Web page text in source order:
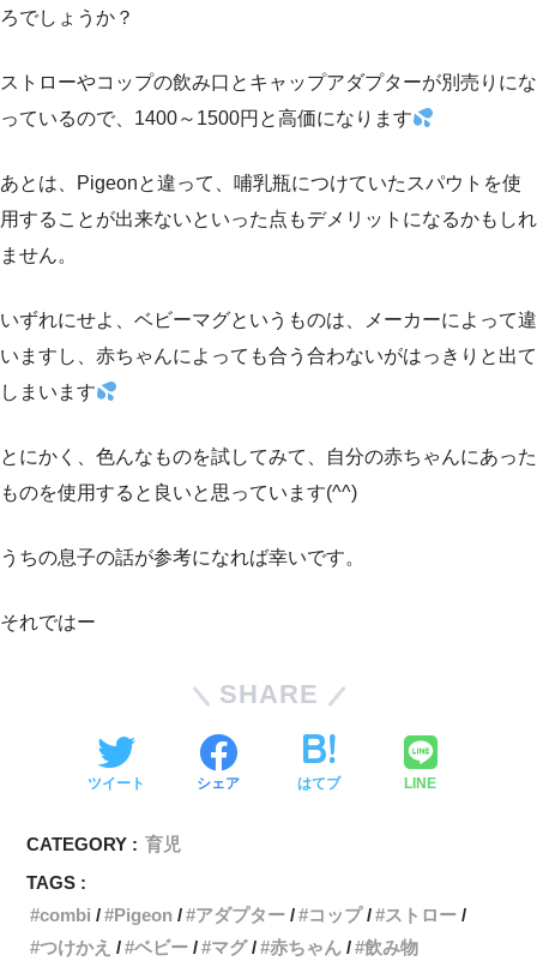
ろでしょうか？
ストローやコップの飲み口とキャップアダプターが別売りにな
っているので、1400～1500円と高価になります
あとは、Pigeonと違って、哺乳瓶につけていたスパウトを使
用することが出来ないといった点もデメリットになるかもしれ
ません。
いずれにせよ、ベビーマグというものは、メーカーによって違
いますし、赤ちゃんによっても合う合わないがはっきりと出て
しまいます
とにかく、色んなものを試してみて、自分の赤ちゃんにあった
ものを使用すると良いと思っています(^^)
うちの息子の話が参考になれば幸いです。
それではー
SHARE
ツイート シェア はてブ LINE
CATEGORY : 育児
TAGS :
combi
Pigeon アダプター コップ
ストロー
つけかえ
ベビー マグ 赤ちゃん 飲み物